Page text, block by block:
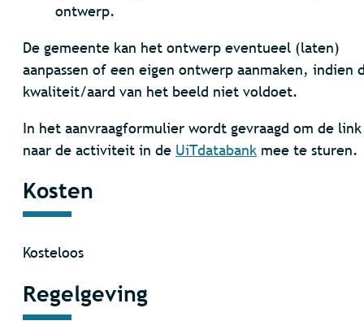
ontwerp.
De gemeente kan het ontwerp eventueel (laten)
aanpassen of een eigen ontwerp aanmaken, indien
kwaliteit/aard van het beeld niet voldoet.
In het aanvraagformulier wordt gevraagd om de link
naar de activiteit in de UiTdatabank mee te sturen.
Kosten
Kosteloos
Regelgeving